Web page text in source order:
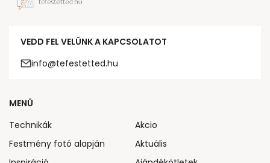
VEDD FEL VELÜNK A KAPCSOLATOT
info@tefestetted.hu
MENÜ
Technikák
Festmény fotó alapján
Akcio
Aktuális